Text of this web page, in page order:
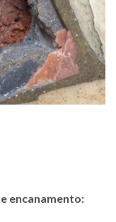
encanamento: